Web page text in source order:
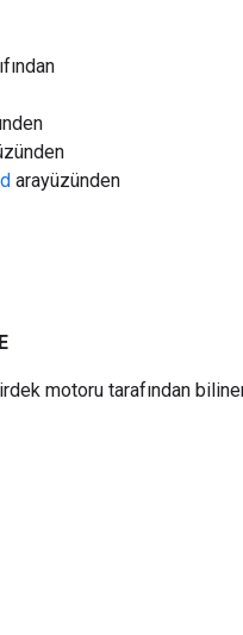
arayüzünden
motoru tarafından